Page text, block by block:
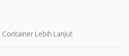
Container Lebih Lanjut